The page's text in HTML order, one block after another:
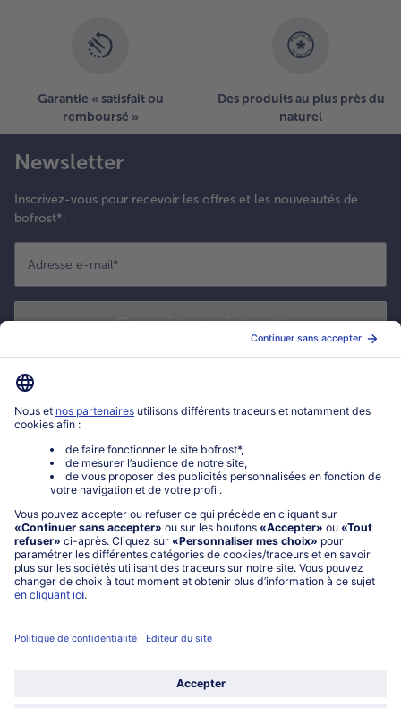
Garantie « satisfait ou
remboursé »
Des produits au plus près du
naturel
Newsletter
Inscrivez-vous pour recevoir les offres et les nouveautés de
bofrost*.
Adresse e-mail*
S'enregistrer maintenant
Mon compte bofrost*
service@bofrost.fr
0801 902 406
Lu-Ve : 9h - 20h (appel non surtaxé)